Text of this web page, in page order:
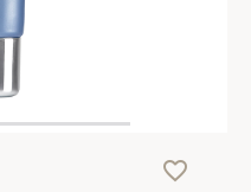
favorite_border